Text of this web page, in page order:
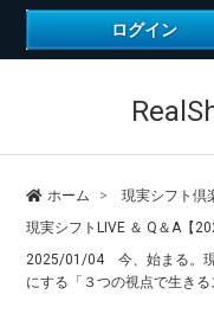
ホーム
現実シフト倶
現実シフトLIVE ＆ Q＆A【
2025/01/04 今、始まる。
にする「３つの視点で生きる